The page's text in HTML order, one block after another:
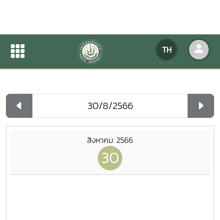
TH
ปฏิทินกิจกรรมของหน่วยงาน
ปฏิทินกิจกรรมของหน่วยงาน
สิงหาคม 2566
30